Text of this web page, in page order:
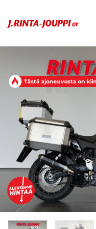
Tästä ajoneuvosta on